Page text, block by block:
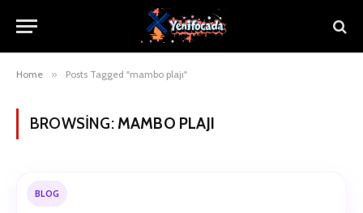
Home » Posts Tagged "mambo plajı"
BROWSING: MAMBO PLAJI
BLOG